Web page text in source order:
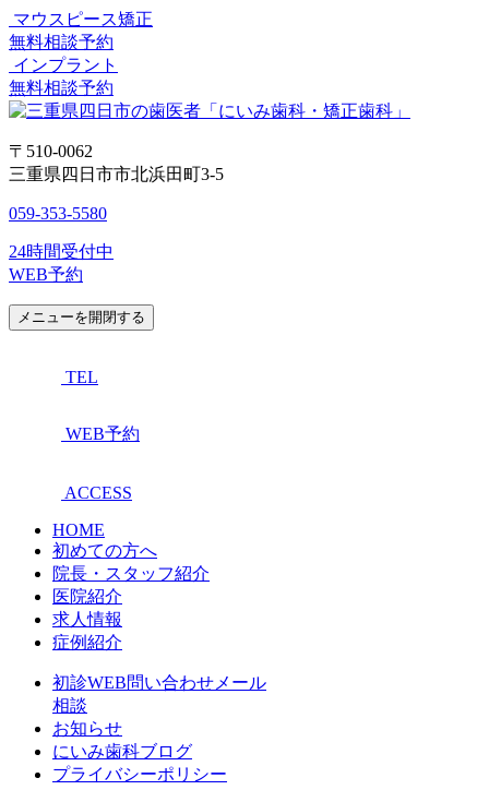
マウスピース矯正
無料相談予約
インプラント
無料相談予約
〒510-0062
三重県四日市市北浜田町3-5
059-353-5580
24時間受付中
WEB予約
メニューを開閉する
TEL
WEB予約
ACCESS
HOME
初めての方へ
院長・スタッフ紹介
医院紹介
求人情報
症例紹介
初診WEB問い合わせメール
相談
お知らせ
にいみ歯科ブログ
プライバシーポリシー